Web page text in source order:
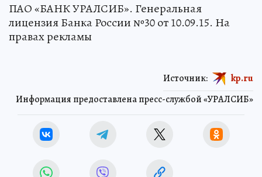
ПАО «БАНК УРАЛСИБ». Генеральная
лицензия Банка России №30 от 10.09.15. На
правах рекламы
Информация предоставлена пресс-службой «УРАЛСИБ»
Источник: kp.ru